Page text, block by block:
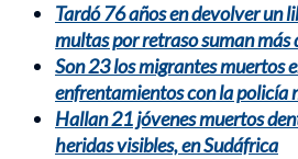
Tardó 76 años en devolver un
multas por retraso suman más
Son 23 los migrantes muertos
enfrentamientos con la policía
Hallan 21 jóvenes muertos
heridas visibles, en Sudáfrica